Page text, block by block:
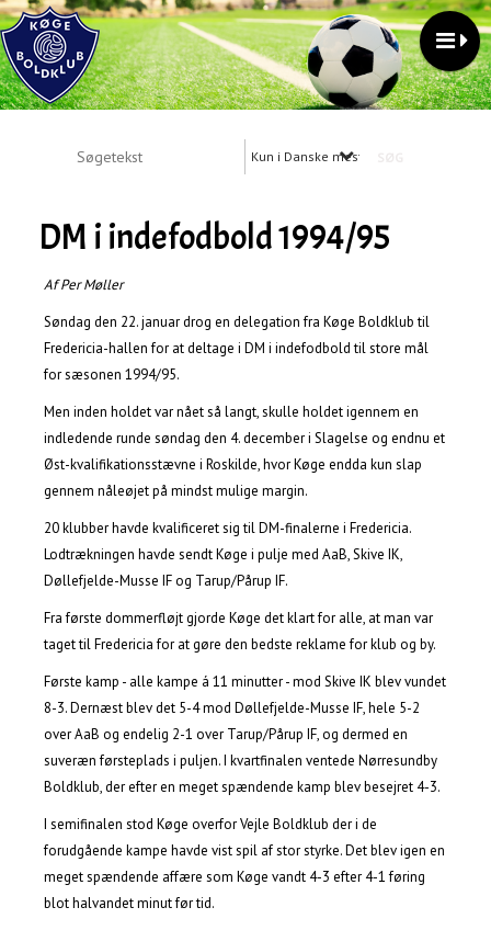
Kun i Danske mesterskaber
DM i indefodbold 1994/95
Af Per Møller
Søndag den 22. januar drog en delegation fra Køge Boldklub til
Fredericia-hallen for at deltage i DM i indefodbold til store mål
for sæsonen 1994/95.
Men inden holdet var nået så langt, skulle holdet igennem en
indledende runde søndag den 4. december i Slagelse og endnu et
Øst-kvalifikationsstævne i Roskilde, hvor Køge endda kun slap
gennem nåleøjet på mindst mulige margin.
20 klubber havde kvalificeret sig til DM-finalerne i Fredericia.
Lodtrækningen havde sendt Køge i pulje med AaB, Skive IK,
Døllefjelde-Musse IF og Tarup/Pårup IF.
Fra første dommerfløjt gjorde Køge det klart for alle, at man var
taget til Fredericia for at gøre den bedste reklame for klub og by.
Første kamp - alle kampe á 11 minutter - mod Skive IK blev vundet
8-3. Dernæst blev det 5-4 mod Døllefjelde-Musse IF, hele 5-2
over AaB og endelig 2-1 over Tarup/Pårup IF, og dermed en
suveræn førsteplads i puljen. I kvartfinalen ventede Nørresundby
Boldklub, der efter en meget spændende kamp blev besejret 4-3.
I semifinalen stod Køge overfor Vejle Boldklub der i de
forudgående kampe havde vist spil af stor styrke. Det blev igen en
meget spændende affære som Køge vandt 4-3 efter 4-1 føring
blot halvandet minut før tid.